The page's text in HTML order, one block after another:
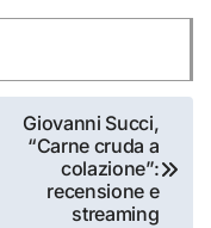
Giovanni Succi,
“Carne cruda a
colazione”:
recensione e
streaming